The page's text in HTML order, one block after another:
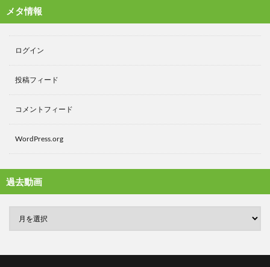
メタ情報
ログイン
投稿フィード
コメントフィード
WordPress.org
過去動画